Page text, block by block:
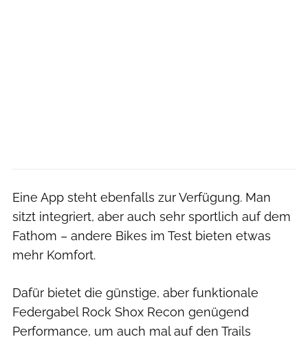
Eine App steht ebenfalls zur Verfügung. Man
sitzt integriert, aber auch sehr sportlich auf dem
Fathom – andere Bikes im Test bieten etwas
mehr Komfort.
Dafür bietet die günstige, aber funktionale
Federgabel Rock Shox Recon genügend
Performance, um auch mal auf den Trails